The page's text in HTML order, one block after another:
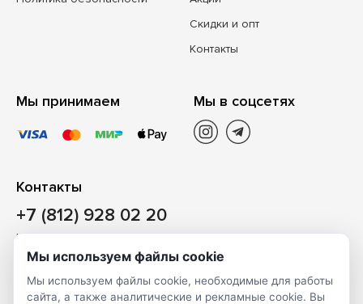
Скидки и опт
Контакты
Мы принимаем Мы в соцсетях
Контакты
+7 (812) 928 02 20
Наш магазин
Санкт-Петербург, ул. Ворошилова, д. 2, Литер «Р» (БЦ
«Сигнал»), 3 этаж, пом. 2
Мы используем файлы cookie
Мы используем файлы cookie, необходимые для работы
сайта, а также аналитические и рекламные cookie. Вы